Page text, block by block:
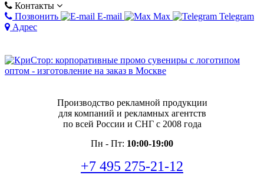
Контакты
Позвонить
E-mail Max
Telegram
Адрес
Производство рекламной продукции
для компаний и рекламных агентств
по всей России и СНГ с 2008 года
Пн - Пт: 10:00-19:00
+7 495 275-21-12